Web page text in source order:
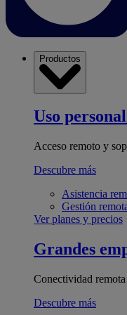
Productos
Uso
Acceso remoto y
Descubre más
Asistencia
Gestión
Ver planes y precios
Grandes
Conectividad remota
Descubre más